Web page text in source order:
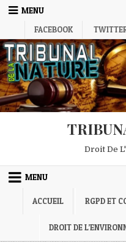
Skip
MENU
FACEBOOK
Droit De
MENU
ACCUEIL RGPD ET
DROIT DE